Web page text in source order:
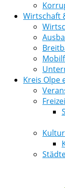
Wirtschaft
Kreis Olpe